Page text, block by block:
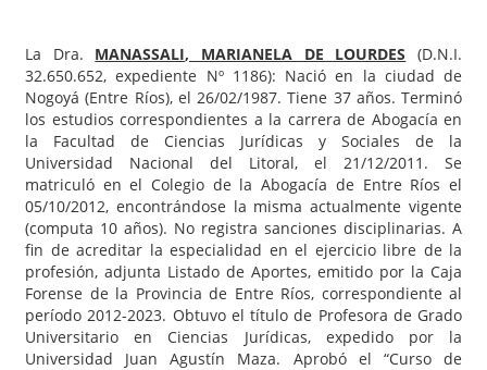
La Dra. MANASSALI, MARIANELA DE LOURDES (D.N.I.
32.650.652, expediente Nº 1186): Nació en la ciudad de
Nogoyá (Entre Ríos), el 26/02/1987. Tiene 37 años. Terminó
los estudios correspondientes a la carrera de Abogacía en
la Facultad de Ciencias Jurídicas y Sociales de la
Universidad Nacional del Litoral, el 21/12/2011. Se
matriculó en el Colegio de la Abogacía de Entre Ríos el
05/10/2012, encontrándose la misma actualmente vigente
(computa 10 años). No registra sanciones disciplinarias. A
fin de acreditar la especialidad en el ejercicio libre de la
profesión, adjunta Listado de Aportes, emitido por la Caja
Forense de la Provincia de Entre Ríos, correspondiente al
período 2012-2023. Obtuvo el título de Profesora de Grado
Universitario en Ciencias Jurídicas, expedido por la
Universidad Juan Agustín Maza. Aprobó el “Curso de